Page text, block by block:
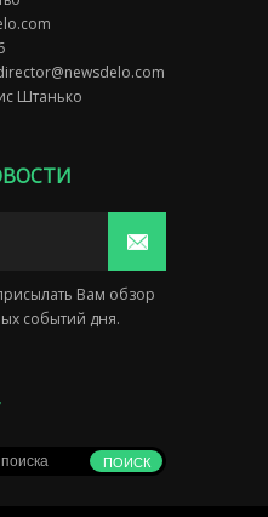
Штанько
Вам обзор
событий дня.